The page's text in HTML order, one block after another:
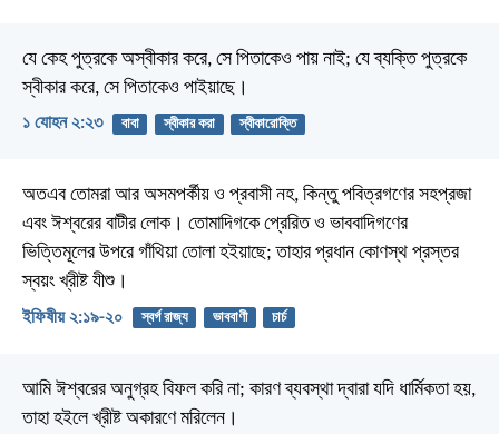
যে কেহ পুত্রকে অস্বীকার করে, সে পিতাকেও পায় নাই; যে ব্যক্তি পুত্রকে
স্বীকার করে, সে পিতাকেও পাইয়াছে।
১ যোহন ২:২৩ বাবা স্বীকার করা স্বীকারোক্তি
অতএব তোমরা আর অসমপর্কীয় ও প্রবাসী নহ, কিন্তু পবিত্রগণের সহপ্রজা
এবং ঈশ্বরের বাটীর লোক। তোমাদিগকে প্রেরিত ও ভাববাদিগণের
ভিত্তিমূলের উপরে গাঁথিয়া তোলা হইয়াছে; তাহার প্রধান কোণস্থ প্রস্তর
স্বয়ং খ্রীষ্ট যীশু।
ইফিষীয় ২:১৯-২০ স্বর্গ রাজ্য ভাববাণী চার্চ
আমি ঈশ্বরের অনুগ্রহ বিফল করি না; কারণ ব্যবস্থা দ্বারা যদি ধার্মিকতা হয়,
তাহা হইলে খ্রীষ্ট অকারণে মরিলেন।